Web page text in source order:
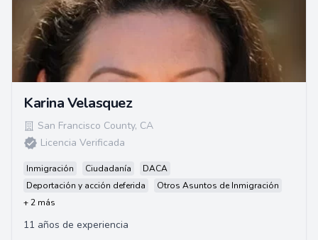
Karina Velasquez
San Francisco County, CA
Licencia Verificada
Inmigración Ciudadanía
DACA
Deportación y acción deferida
Otros Asuntos de Inmigración
+ 2 más
11 años de experiencia